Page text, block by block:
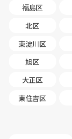
福島区
北区
東淀川区
旭区
大正区
東住吉区